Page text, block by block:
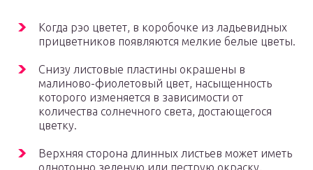
Когда рэо цветет, в коробочке из ладьевидных
прицветников появляются мелкие белые цветы.
Снизу листовые пластины окрашены в
малиново-фиолетовый цвет, насыщенность
которого изменяется в зависимости от
количества солнечного света, достающегося
цветку.
Верхняя сторона длинных листьев может иметь
однотонно зеленую или пеструю окраску,